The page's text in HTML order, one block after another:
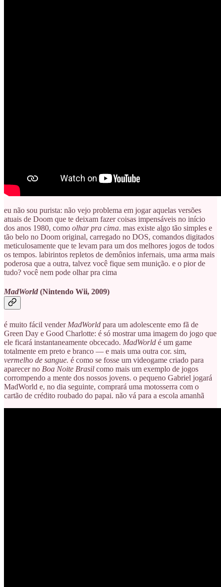
eu não sou purista: não vejo problema em jogar aquelas versões
atuais de Doom que te deixam fazer coisas impensáveis no início
dos anos 1980, como olhar pra cima. mas existe algo tão simples e
tão belo no Doom original, carregado no DOS, comandos digitados
meticulosamente que te levam para um dos melhores jogos de todos
os tempos. labirintos repletos de demônios infernais, uma arma mais
poderosa que a outra, talvez você fique sem munição. e o pior de
tudo? você nem pode olhar pra cima
MadWorld (Nintendo Wii, 2009)
é muito fácil vender MadWorld para um adolescente emo fã de
Green Day e Good Charlotte: é só mostrar uma imagem do jogo que
ele ficará instantaneamente obcecado. MadWorld é um game
totalmente em preto e branco — e mais uma outra cor. sim,
vermelho de sangue. é como se fosse um videogame criado para
aparecer no Boa Noite Brasil como mais um exemplo de jogos
corrompendo a mente dos nossos jovens. o pequeno Gabriel jogará
MadWorld e, no dia seguinte, comprará uma motosserra com o
cartão de crédito roubado do papai. não vá para a escola amanhã